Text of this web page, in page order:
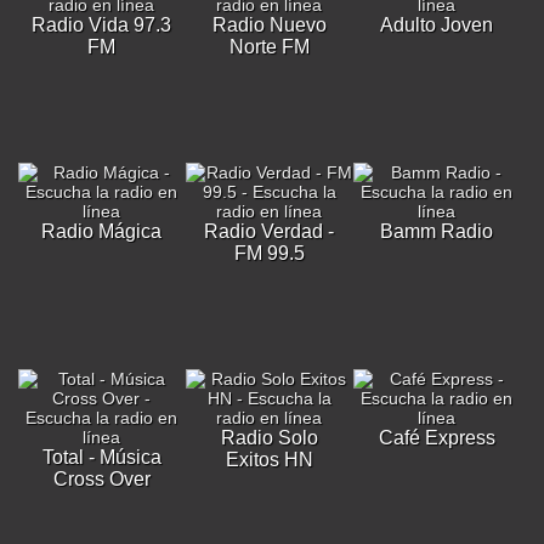
Radio Vida 97.3
FM
Radio Nuevo
Norte FM
Adulto Joven
Radio Mágica
Radio Verdad -
FM 99.5
Bamm Radio
Total - Música
Cross Over
Radio Solo
Exitos HN
Café Express